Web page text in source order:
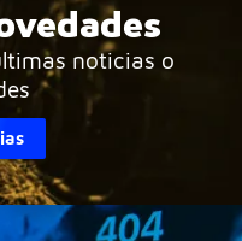
noticias o